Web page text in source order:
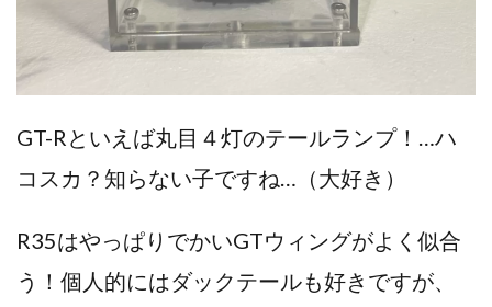
GT-Rといえば丸目４灯のテールランプ！…ハ
コスカ？知らない子ですね…（大好き）
R35はやっぱりでかいGTウィングがよく似合
う！個人的にはダックテールも好きですが、